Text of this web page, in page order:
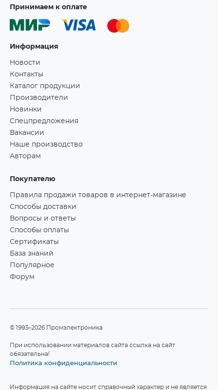
Принимаем к оплате
Информация
Новости
Контакты
Каталог продукции
Производители
Новинки
Спецпредложения
Вакансии
Наше производство
Авторам
Покупателю
Правила продажи товаров в интернет-магазине
Способы доставки
Вопросы и ответы
Способы оплаты
Сертификаты
База знаний
Популярное
Форум
©1993–2026 Промэлектроника
При использовании материалов сайта ссылка на сайт
обязательна!
Политика конфиденциальности
Информация на сайте носит справочный характер и не является